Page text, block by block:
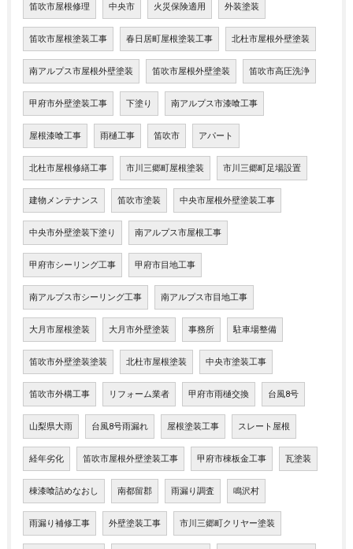
笛吹市屋根修理 中央市 火災保険適用 外装塗装
笛吹市屋根塗装工事 春日居町屋根塗装工事 北杜市屋根外壁塗装
南アルプス市屋根外壁塗装 笛吹市屋根外壁塗装 笛吹市高圧洗浄
甲府市外壁塗装工事 下塗り 南アルプス市漆喰工事
屋根漆喰工事 雨樋工事 笛吹市 アパート
北杜市屋根修繕工事 市川三郷町屋根塗装 市川三郷町足場設置
建物メンテナンス 笛吹市塗装 中央市屋根外壁塗装工事
中央市外壁塗装下塗り 南アルプス市屋根工事
甲府市シーリング工事 甲府市目地工事
南アルプス市シーリング工事 南アルプス市目地工事
大月市屋根塗装 大月市外壁塗装 事務所 駐車場整備
笛吹市外壁塗装塗装 北杜市屋根塗装 中央市塗装工事
笛吹市外構工事 リフォーム業者 甲府市雨樋交換 台風8号
山梨県大雨 台風8号雨漏れ 屋根塗装工事 スレート屋根
経年劣化 笛吹市屋根外壁塗装工事 甲府市棟板金工事 瓦塗装
棟漆喰詰めなおし 南都留郡 雨漏り調査 鳴沢村
雨漏り補修工事 外壁塗装工事 市川三郷町クリヤー塗装